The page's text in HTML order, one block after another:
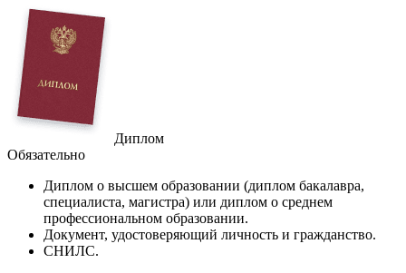
Диплом
Обязательно
Диплом о высшем образовании (диплом бакалавра,
специалиста, магистра) или диплом о среднем
профессиональном образовании.
Документ, удостоверяющий личность и гражданство.
СНИЛС.